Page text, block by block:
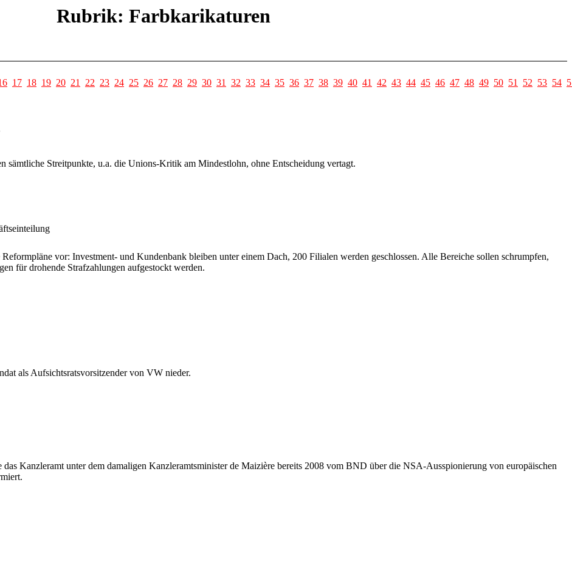
Rubrik: Farbkarikaturen
17 18 19 20 21 22 23 24 25 26 27 28 29 30 31 32 33 34 35 36 37 38 39 40 41 42 43 44 45 46 47 48 49 50 51 52 53 54
sämtliche Streitpunkte, u.a. die Unions-Kritik am Mindestlohn, ohne Entscheidung vertagt.
vor: Investment- und Kundenbank bleiben unter einem Dach, 200 Filialen werden geschlossen. Alle Bereiche sollen schrumpfen,
für drohende Strafzahlungen aufgestockt werden.
als Aufsichtsratsvorsitzender von VW nieder.
Kanzleramt unter dem damaligen Kanzleramtsminister de Maizière bereits 2008 vom BND über die NSA-Ausspionierung von europäischen